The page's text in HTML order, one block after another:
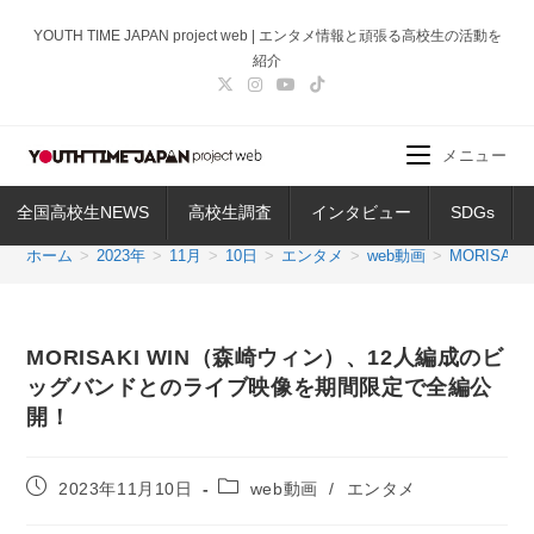
ス
ッ
YOUTH TIME JAPAN project web | エンタメ情報と頑張る高校生の活動を
紹介
全国高校生NEWS 高校生調査 インタビュー SDGs
メニュー
ホーム > 2023年 > 11月 > 10日 > エンタメ > web動画 > MORISAKI
MORISAKI WIN（森崎ウィン）、12人編成のビ
ッグバンドとのライブ映像を期間限定で全編公
開！
投
2023年11月10日
投
web動画 / エンタメ